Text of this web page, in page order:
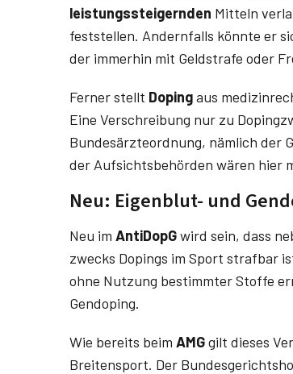
leistungssteigernden Mitteln
feststellen. Andernfalls könnte er
der immerhin mit Geldstrafe oder
Ferner stellt Dopingaus
Eine Verschreibung nur zu
Bundesärzteordnung, nämlich der
der Aufsichtsbehörden wären hier
Neu: Eigenblut- und
Neu im AntiDopGwird sein, dass
zwecks Dopings im Sport strafbar
ohne Nutzung bestimmter Stoffe
Gendoping.
Wie bereits beim AMGgilt dieses
Breitensport. Der